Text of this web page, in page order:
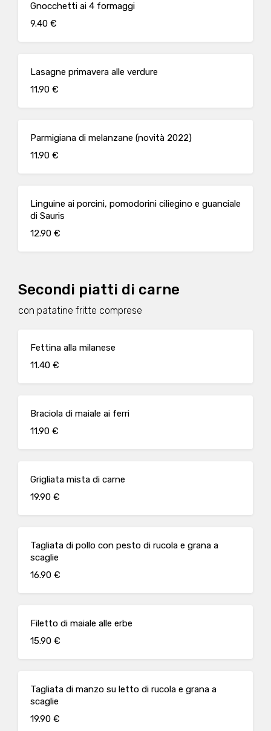
Gnocchetti ai 4 formaggi
9.40 €
Lasagne primavera alle verdure
11.90 €
Parmigiana di melanzane (novità 2022)
11.90 €
Linguine ai porcini, pomodorini ciliegino e guanciale
di Sauris
12.90 €
Secondi piatti di carne
con patatine fritte comprese
Fettina alla milanese
11.40 €
Braciola di maiale ai ferri
11.90 €
Grigliata mista di carne
19.90 €
Tagliata di pollo con pesto di rucola e grana a
scaglie
16.90 €
Filetto di maiale alle erbe
15.90 €
Tagliata di manzo su letto di rucola e grana a
scaglie
19.90 €